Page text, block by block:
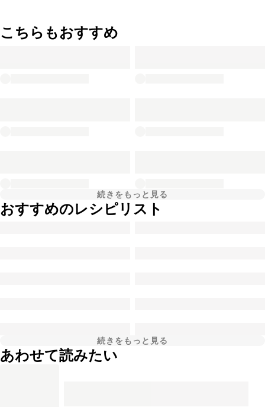
こちらもおすすめ
続きをもっと見る
おすすめのレシピリスト
続きをもっと見る
あわせて読みたい